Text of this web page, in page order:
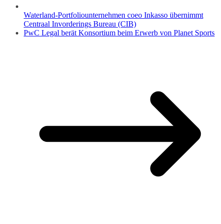
Waterland-Portfoliounternehmen coeo Inkasso übernimmt
Centraal Invorderings Bureau (CIB)
PwC Legal berät Konsortium beim Erwerb von Planet Sports